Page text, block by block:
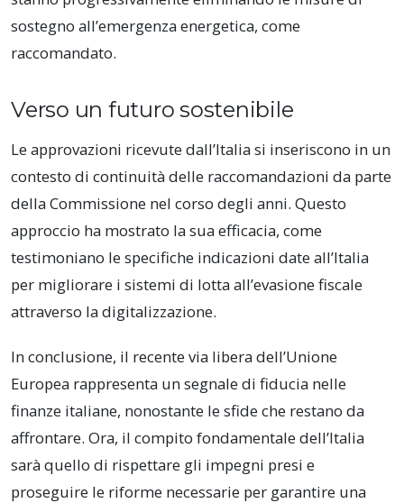
sostegno all’emergenza energetica, come
raccomandato.
Verso un futuro sostenibile
Le approvazioni ricevute dall’Italia si inseriscono in un
contesto di continuità delle raccomandazioni da parte
della Commissione nel corso degli anni. Questo
approccio ha mostrato la sua efficacia, come
testimoniano le specifiche indicazioni date all’Italia
per migliorare i sistemi di lotta all’evasione fiscale
attraverso la digitalizzazione.
In conclusione, il recente via libera dell’Unione
Europea rappresenta un segnale di fiducia nelle
finanze italiane, nonostante le sfide che restano da
affrontare. Ora, il compito fondamentale dell’Italia
sarà quello di rispettare gli impegni presi e
proseguire le riforme necessarie per garantire una